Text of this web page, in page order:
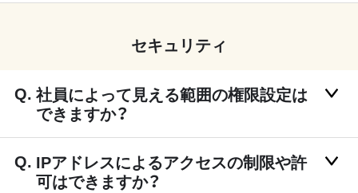
セキュリティ
社員によって見える範囲の権限設定は
できますか？
IPアドレスによるアクセスの制限や許
可はできますか？